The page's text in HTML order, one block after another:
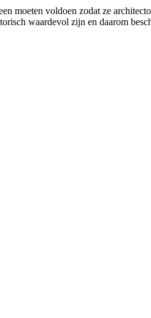
voldoen zodat ze
waardevol zijn en daarom